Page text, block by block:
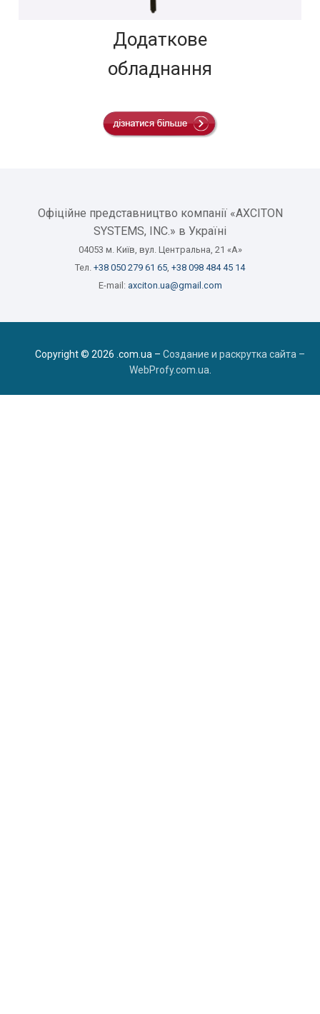
Додаткове
обладнання
Офіційне представництво компанії «AXCITON
SYSTEMS, INC.» в Україні
04053 м. Київ, вул. Центральна, 21 «А»
Тел. +38 050 279 61 65 +38 098 484 45 14
E-mail: axciton.ua@gmail.com
Copyright © 2026 .com.ua – Создание и раскрутка сайта –
WebProfy.com.ua